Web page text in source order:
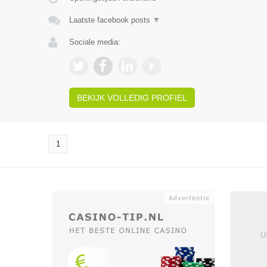
Laatste facebook posts ▼
Sociale media:
BEKIJK VOLLEDIG PROFIEL
1